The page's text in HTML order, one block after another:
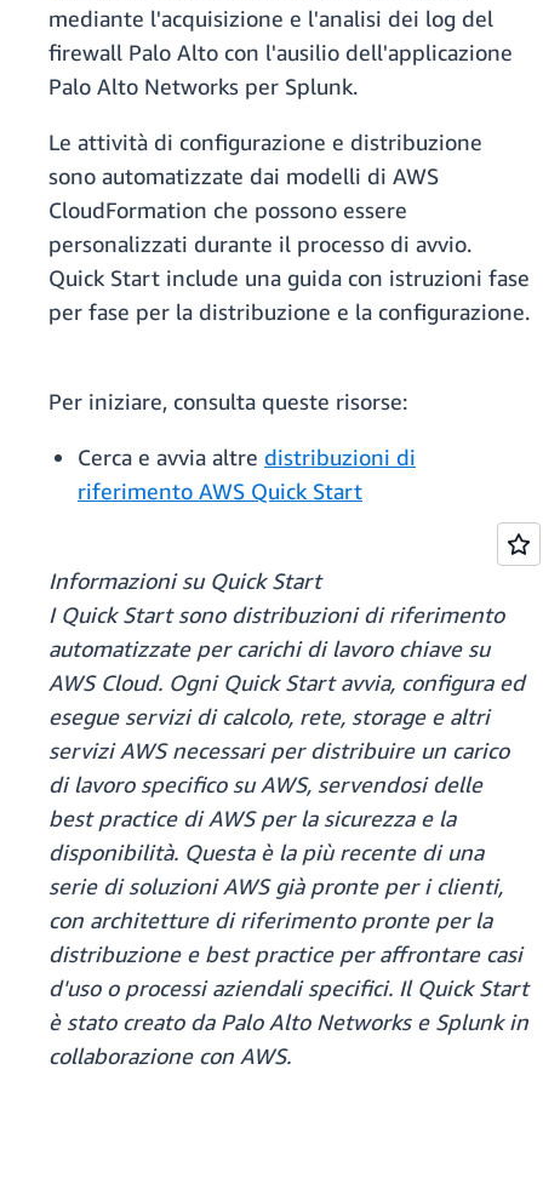
mediante l'acquisizione e l'analisi dei log del
firewall Palo Alto con l'ausilio dell'applicazione
Palo Alto Networks per Splunk.
Le attività di configurazione e distribuzione
sono automatizzate dai modelli di AWS
CloudFormation che possono essere
personalizzati durante il processo di avvio.
Quick Start include una guida con istruzioni fase
per fase per la distribuzione e la configurazione.
Per iniziare, consulta queste risorse:
Cerca e avvia altre distribuzioni di
riferimento AWS Quick Start
Informazioni su Quick Start
I Quick Start sono distribuzioni di riferimento
automatizzate per carichi di lavoro chiave su
AWS Cloud. Ogni Quick Start avvia, configura ed
esegue servizi di calcolo, rete, storage e altri
servizi AWS necessari per distribuire un carico
di lavoro specifico su AWS, servendosi delle
best practice di AWS per la sicurezza e la
disponibilità. Questa è la più recente di una
serie di soluzioni AWS già pronte per i clienti,
con architetture di riferimento pronte per la
distribuzione e best practice per affrontare casi
d'uso o processi aziendali specifici. Il Quick Start
è stato creato da Palo Alto Networks e Splunk in
collaborazione con AWS.